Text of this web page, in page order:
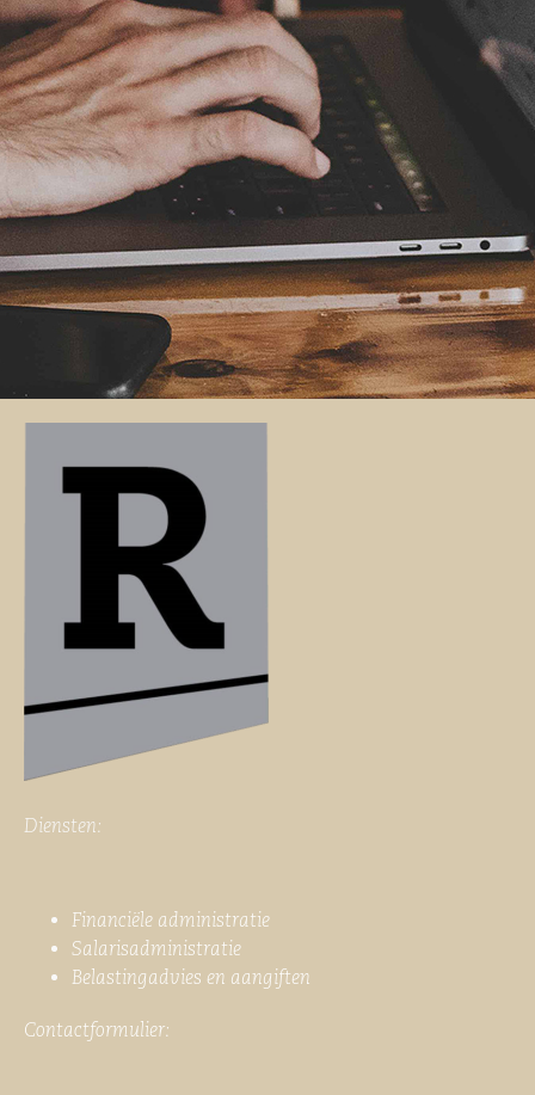
Diensten:
Financiële administratie
Salarisadministratie
Belastingadvies en aangiften
Contactformulier: